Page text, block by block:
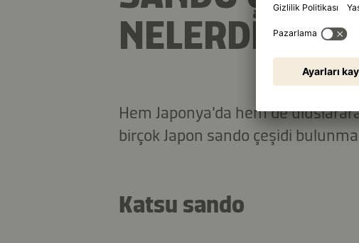
NELERDIR?
Hem Japonya'da hem de
birçok Japon sando çeşidi
Katsu sando